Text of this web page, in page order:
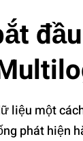
liệu một
phát hiện